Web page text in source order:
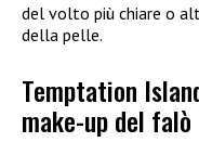
del volto più chiare o
della pelle.
Temptation
make-up del falò